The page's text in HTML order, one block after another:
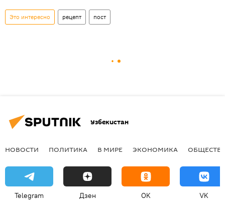
Это интересно рецепт пост
Узбекистан
НОВОСТИ ПОЛИТИКА В МИРЕ ЭКОНОМИКА
Telegram Дзен OK VK